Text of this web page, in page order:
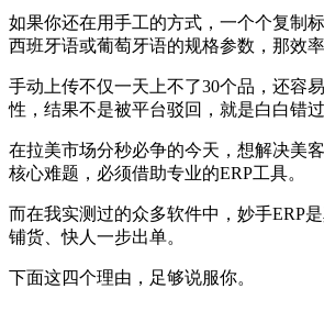
如果你还在用手工的方式，一个个复制
西班牙语或葡萄牙语的规格参数，那效率
手动上传不仅一天上不了30个品，还容
性，结果不是被平台驳回，就是白白错
在拉美市场分秒必争的今天，想解决美
核心难题，必须借助专业的ERP工具。
而在我实测过的众多软件中，妙手ERP
铺货、快人一步出单。
下面这四个理由，足够说服你。